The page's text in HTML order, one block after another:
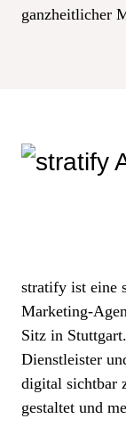
ganzheitlicher
stratify ist eine
Marketing-
Sitz in
Dienstleister
digital sichtbar
gestaltet und